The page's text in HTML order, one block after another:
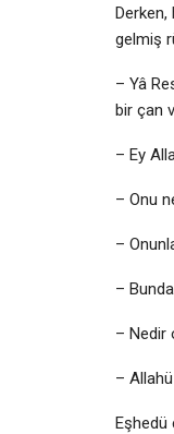
gelmiş
– Yâ
bir çan
– Ey
– Onu
–
–
– Nedir
–
Eşhedü